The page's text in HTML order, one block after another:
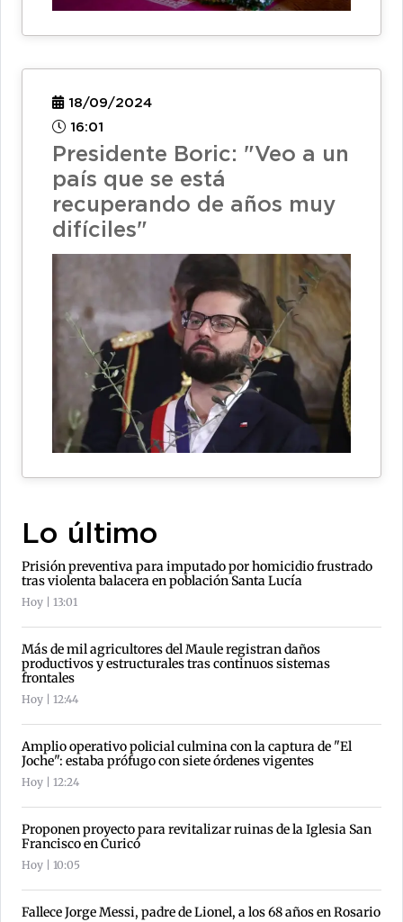
18/09/2024
16:01
Presidente Boric: "Veo a un
país que se está
recuperando de años muy
difíciles"
Lo último
Prisión preventiva para imputado por homicidio frustrado
tras violenta balacera en población Santa Lucía
Hoy | 13:01
Más de mil agricultores del Maule registran daños
productivos y estructurales tras continuos sistemas
frontales
Hoy | 12:44
Amplio operativo policial culmina con la captura de "El
Joche": estaba prófugo con siete órdenes vigentes
Hoy | 12:24
Proponen proyecto para revitalizar ruinas de la Iglesia San
Francisco en Curicó
Hoy | 10:05
Fallece Jorge Messi, padre de Lionel, a los 68 años en Rosario